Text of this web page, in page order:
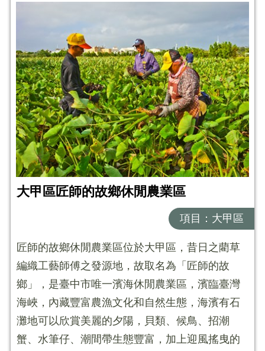
大甲區匠師的故鄉休閒農業區
項目：大甲區
匠師的故鄉休閒農業區位於大甲區，昔日之藺草
編織工藝師傅之發源地，故取名為「匠師的故
鄉」，是臺中市唯一濱海休閒農業區，濱臨臺灣
海峽，內藏豐富農漁文化和自然生態，海濱有石
灘地可以欣賞美麗的夕陽，貝類、候鳥、招潮
蟹、水筆仔、潮間帶生態豐富，加上迎風搖曳的